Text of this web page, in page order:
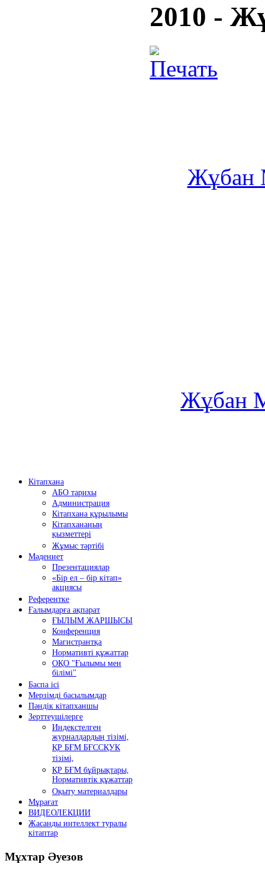
2010 -
Жұбан
Жұбан
Кітапхана
АБО тарихы
Администрация
Кітапхана құрылымы
Кітапхананың
қызметтері
Жұмыс тәртібі
Мәдениет
Презентациялар
«Бір ел – бір кітап»
акциясы
Референтке
Ғалымдарға ақпарат
ҒЫЛЫМ ЖАРШЫСЫ
Конференция
Магистрантқа
Нормативті құжаттар
ОҚО "Ғылымы мен
білімі"
Баспа ісі
Мерзімді басылымдар
Пәндік кітапханшы
Зерттеушілерге
Индекстелген
журналдардың тізімі,
ҚР БҒМ БҒССҚУК
тізімі,
ҚР БҒМ бұйрықтары,
Нормативтік құжаттар
Оқыту материалдары
Мұрағат
ВИДЕОЛЕКЦИИ
Жасанды интеллект туралы
кітаптар
Мұхтар Әуезов